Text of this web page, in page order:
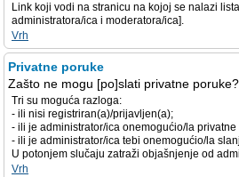
Link koji vodi na stranicu na kojoj se nalazi
administratora/ica i moderatora/ica].
Vrh
Privatne poruke
Zašto ne mogu [po]slati privatne poruke?
Tri su moguća razloga:
- ili nisi registriran(a)/prijavljen(a);
- ili je administrator/ica onemogućio/la
- ili je administrator/ica tebi onemogućio/la
U potonjem slučaju zatraži objašnjenje od
Vrh